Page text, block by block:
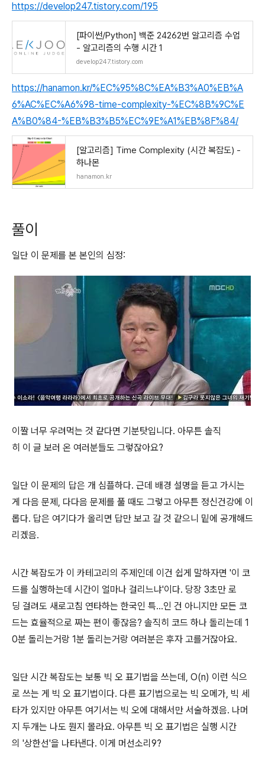
https://develop247.tistory.com/195
[파이썬/Python] 백준 24262번 알고리즘 수업
- 알고리즘의 수행 시간 1
develop247.tistory.com
https://hanamon.kr/%EC%95%8C%EA%B3%A0%EB%A
6%AC%EC%A6%98-time-complexity-%EC%8B%9C%E
A%B0%84-%EB%B3%B5%EC%9E%A1%EB%8F%84/
[알고리즘] Time Complexity (시간 복잡도) -
하나몬
hanamon.kr
풀이
일단 이 문제를 본 본인의 심정:
이짤 너무 우려먹는 것 같다면 기분탓입니다. 아무튼 솔직
히 이 글 보러 온 여러분들도 그렇잖아요?
일단 이 문제의 답은 개 심플하다. 근데 배경 설명을 듣고 가시는
게 다음 문제, 다다음 문제를 풀 때도 그렇고 아무튼 정신건강에 이
롭다. 답은 여기다가 올리면 답만 보고 갈 것 같으니 밑에 공개해드
리겠음.
시간 복잡도가 이 카테고리의 주제인데 이건 쉽게 말하자면 '이 코
드를 실행하는데 시간이 얼마나 걸리느냐'이다. 당장 3초만 로
딩 걸려도 새로고침 연타하는 한국인 특...인 건 아니지만 모든 코
드는 효율적으로 짜는 편이 좋잖음? 솔직히 코드 하나 돌리는데 1
0분 돌리는거랑 1분 돌리는거랑 여러분은 후자 고를거잖아요.
일단 시간 복잡도는 보통 빅 오 표기법을 쓰는데, O(n) 이런 식으
로 쓰는 게 빅 오 표기법이다. 다른 표기법으로는 빅 오메가, 빅 세
타가 있지만 아무튼 여기서는 빅 오에 대해서만 서술하겠음. 나머
지 두개는 나도 뭔지 몰라요. 아무튼 빅 오 표기법은 실행 시간
의 '상한선'을 나타낸다. 이게 머선소리9?